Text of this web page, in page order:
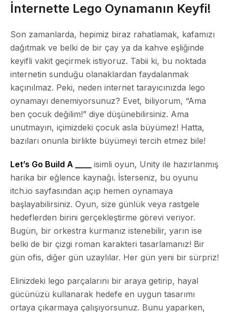
İnternette Lego Oynamanın Keyfi!
Son zamanlarda, hepimiz biraz rahatlamak, kafamızı
dağıtmak ve belki de bir çay ya da kahve eşliğinde
keyifli vakit geçirmek istiyoruz. Tabii ki, bu noktada
internetin sunduğu olanaklardan faydalanmak
kaçınılmaz. Peki, neden internet tarayıcınızda lego
oynamayı denemiyorsunuz? Evet, biliyorum, “Ama
ben çocuk değilim!” diye düşünebilirsiniz. Ama
unutmayın, içimizdeki çocuk asla büyümez! Hatta,
bazıları onunla birlikte büyümeyi tercih etmez bile!
Let’s Go Build A ____
isimli oyun, Unity ile hazırlanmış
harika bir eğlence kaynağı. İsterseniz, bu oyunu
itch.io sayfasından açıp hemen oynamaya
başlayabilirsiniz. Oyun, size günlük veya rastgele
hedeflerden birini gerçekleştirme görevi veriyor.
Bugün, bir orkestra kurmanız istenebilir, yarın ise
belki de bir çizgi roman karakteri tasarlamanız! Bir
gün ofis, diğer gün uzaylılar. Her gün yeni bir sürpriz!
Elinizdeki lego parçalarını bir araya getirip, hayal
gücünüzü kullanarak hedefe en uygun tasarımı
ortaya çıkarmaya çalışıyorsunuz. Bunu yaparken,